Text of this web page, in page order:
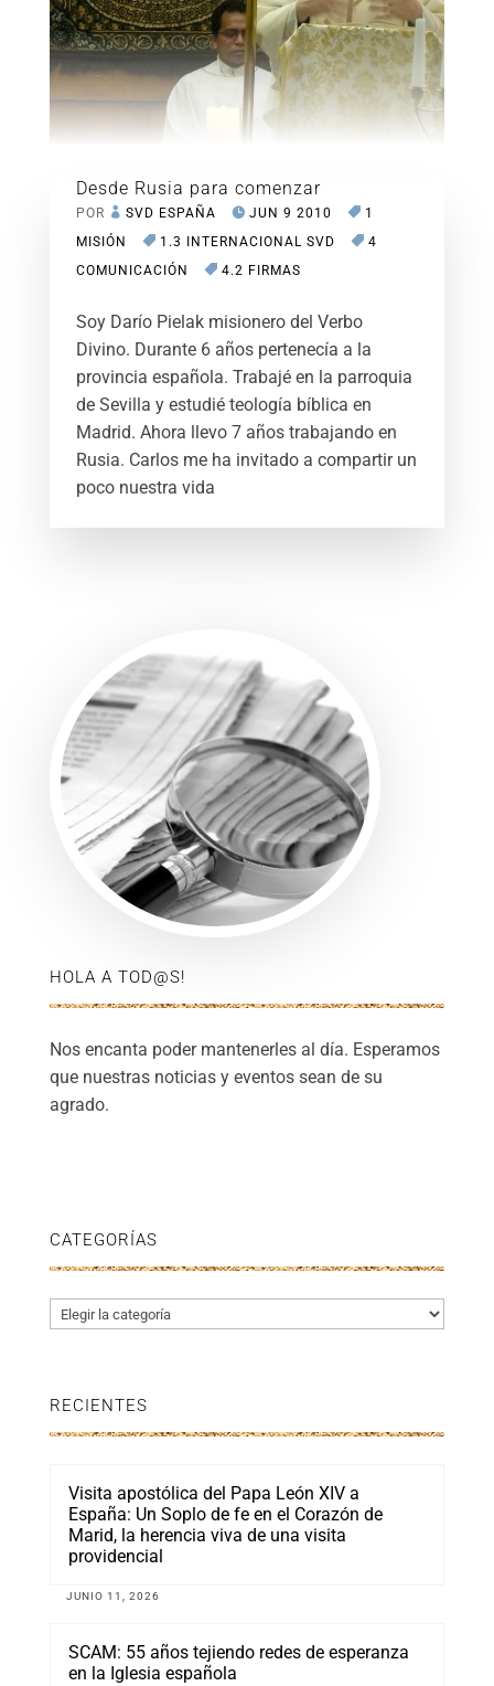
Desde Rusia para comenzar
POR SVD ESPAÑA JUN 9 2010
1
MISIÓN
1.3 INTERNACIONAL SVD
4
COMUNICACIÓN
4.2 FIRMAS
Soy Darío Pielak misionero del Verbo
Divino. Durante 6 años pertenecía a la
provincia española. Trabajé en la parroquia
de Sevilla y estudié teología bíblica en
Madrid. Ahora llevo 7 años trabajando en
Rusia. Carlos me ha invitado a compartir un
poco nuestra vida
HOLA A TOD@S!
Nos encanta poder mantenerles al día. Esperamos
que nuestras noticias y eventos sean de su
agrado.
CATEGORÍAS
Categorías
RECIENTES
Visita apostólica del Papa León XIV a
España: Un Soplo de fe en el Corazón de
Marid, la herencia viva de una visita
providencial
JUNIO 11, 2026
SCAM: 55 años tejiendo redes de esperanza
en la Iglesia española